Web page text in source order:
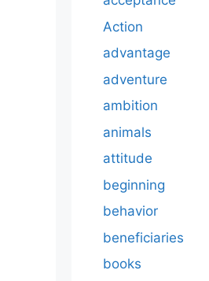
Action
advantage
adventure
ambition
animals
attitude
beginning
behavior
beneficiaries
books